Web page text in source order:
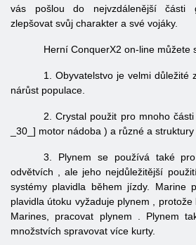
vás pošlou do nejvzdálenější části
zlepšovat svůj charakter a své vojáky.
Herní ConquerX2 on-line můžete
1.Obyvatelstvo je velmi důležité
nárůst populace.
2.Crystal použit pro mnoho části
_30_] motor nádoba ) a různé a struktury
3. Plynem se používá také pro
odvětvích
, ale jeho nejdůležitější
systémy plavidla během jízdy. Marine
plavidla útoku vyžaduje plynem , protože
Marines, pracovat plynem Plynem
množstvích spravovat více kurty.